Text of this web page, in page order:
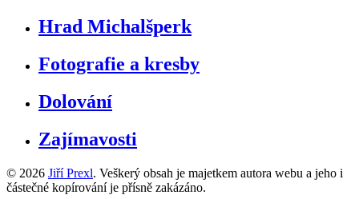
Hrad Michalšperk
Fotografie a kresby
Dolování
Zajímavosti
© 2026 Jiří Prexl. Veškerý obsah je majetkem autora webu a jeho i
částečné kopírování je přísně zakázáno.